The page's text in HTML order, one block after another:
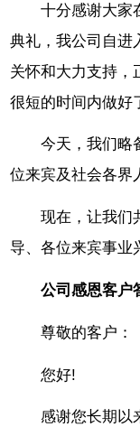
十分感谢大家
典礼，我公司自进
关怀和大力支持，
很短的时间内做好
今天，我们略
位来宾及社会各界
现在，让我们
导、各位来宾事业
公司感恩客户
尊敬的客户：
您好!
感谢您长期以